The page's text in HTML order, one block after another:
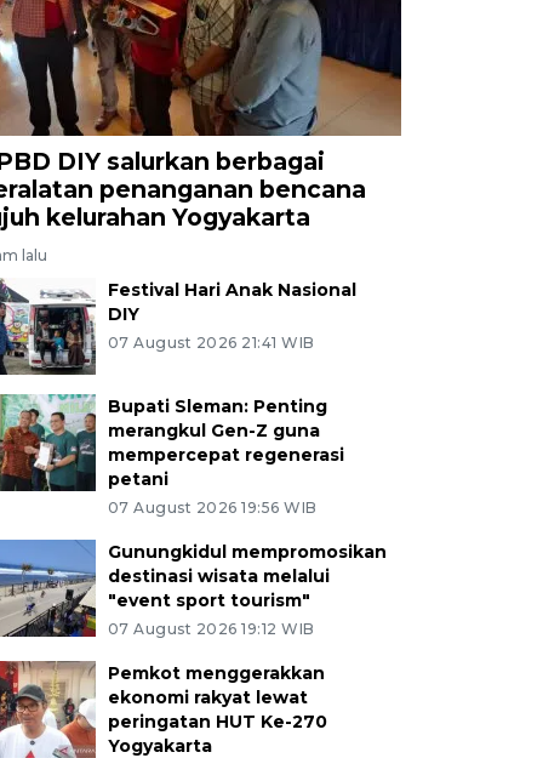
DIY salurkan berbagai
penanganan bencana
kelurahan Yogyakarta
lalu
Festival Hari Anak Nasional
DIY
07 August 2026 21:41 WIB
Bupati Sleman: Penting
merangkul Gen-Z guna
mempercepat regenerasi
petani
07 August 2026 19:56 WIB
Gunungkidul mempromosikan
destinasi wisata melalui
"event sport tourism"
07 August 2026 19:12 WIB
Pemkot menggerakkan
ekonomi rakyat lewat
peringatan HUT Ke-270
Yogyakarta